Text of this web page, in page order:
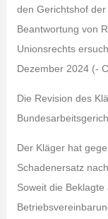
den Gerichtshof
Beantwortung von
Unionsrechts
Dezember 2024 (-
Die Revision des
Der Kläger hat
Schadenersatz
Soweit die